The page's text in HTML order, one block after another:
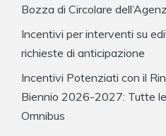
Bozza di Circolare
Incentivi per interventi su
richieste di anticipazione
Incentivi Potenziati con il
Biennio 2026-2027: Tutte
Omnibus